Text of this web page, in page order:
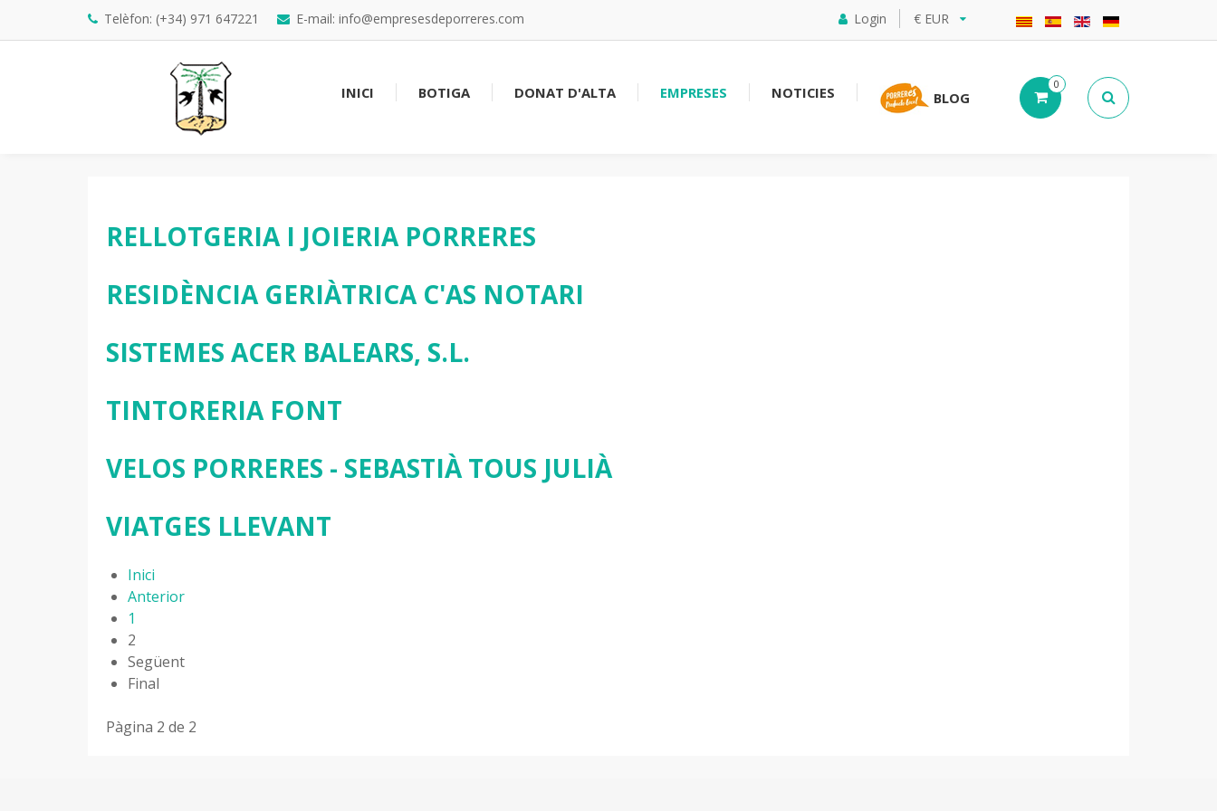
Telèfon: (+34) 971 647221 E-mail: info@empresesdeporreres.com Login € EUR
INICI BOTIGA DONAT D'ALTA EMPRESES NOTICIES BLOG
0
RELLOTGERIA I JOIERIA PORRERES
RESIDÈNCIA GERIÀTRICA C'AS NOTARI
SISTEMES ACER BALEARS, S.L.
TINTORERIA FONT
VELOS PORRERES - SEBASTIÀ TOUS JULIÀ
VIATGES LLEVANT
Inici
Anterior
1
2
Següent
Final
Pàgina 2 de 2